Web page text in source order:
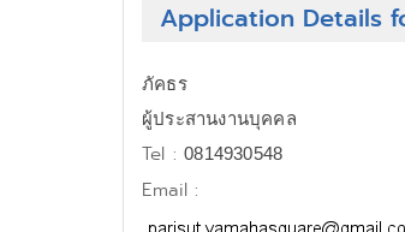
Application Details
ภัคธร
ผู้ประสานงานบุคคล
Tel :0814930548
Email :